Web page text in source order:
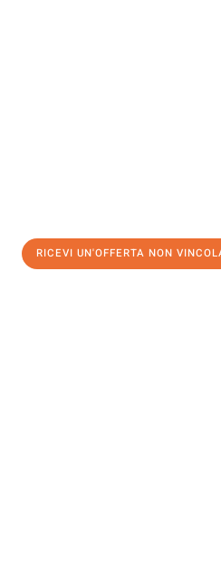
RICEVI UN'OFFERTA NON